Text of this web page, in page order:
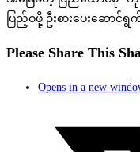
ပြည့်ဝဖို့ ဦးစားပေးဆောင်ရွ
Please Share This
Opens in a new